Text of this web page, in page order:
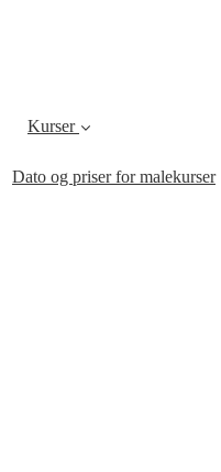
Kurser
Dato og priser for malekurser